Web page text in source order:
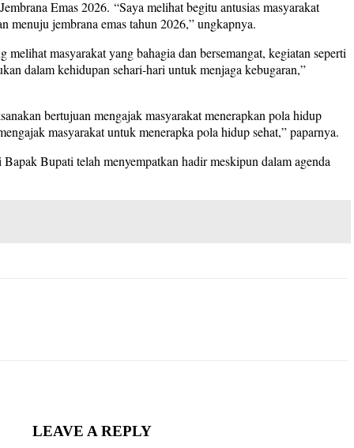
Emas 2026. “Saya melihat begitu antusias masyarakat
menuju jembrana emas tahun 2026,” ungkapnya.
masyarakat yang bahagia dan bersemangat, kegiatan seperti
dalam kehidupan sehari-hari untuk menjaga kebugaran,”
bertujuan mengajak masyarakat menerapkan pola hidup
masyarakat untuk menerapka pola hidup sehat,” paparnya.
Bupati telah menyempatkan hadir meskipun dalam agenda
LEAVE A REPLY